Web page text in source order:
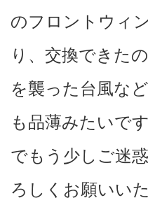
のフロントウィ
り、交換できた
を襲った台風な
も品薄みたいで
でもう少しご迷
ろしくお願いい